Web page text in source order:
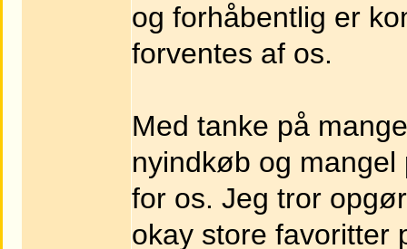
og forhåbentlig er
forventes af os.
Med tanke på
nyindkøb og
for os. Jeg tror
okay store favoritter